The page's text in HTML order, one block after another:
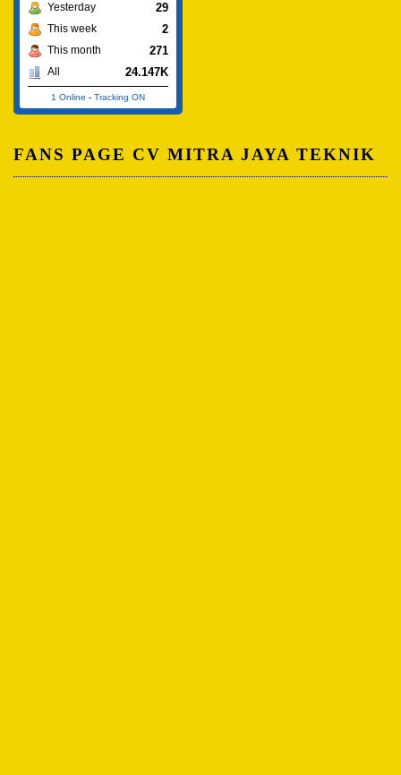
Yesterday 29
This week 2
This month 271
All 24.147K
1 Online - Tracking ON
FANS PAGE CV MITRA JAYA TEKNIK